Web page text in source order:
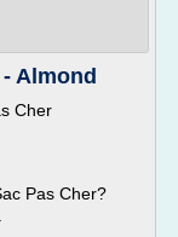
Almond
Cher
Pas Cher?